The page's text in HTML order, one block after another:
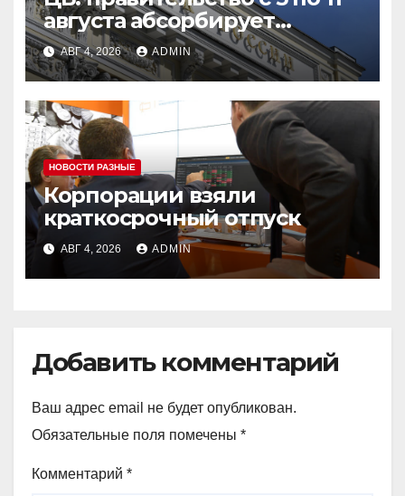
августа абсорбирует
ликвидность банков на 22
миллиарда рублей
АВГ 4, 2026 ADMIN
НОВОСТИ РАЗНЫЕ
Корпорации взяли
краткосрочный отпуск
АВГ 4, 2026 ADMIN
Добавить комментарий
Ваш адрес email не будет опубликован.
Обязательные поля помечены *
Комментарий *